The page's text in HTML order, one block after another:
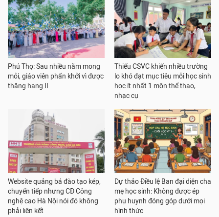
Phú Thọ: Sau nhiều năm mong
mỏi, giáo viên phấn khởi vì được
thăng hạng II
Thiếu CSVC khiến nhiều trường
lo khó đạt mục tiêu mỗi học sinh
học ít nhất 1 môn thể thao,
nhạc cụ
Website quảng bá đào tạo kép,
chuyển tiếp nhưng CĐ Công
nghệ cao Hà Nội nói đó không
phải liên kết
Dự thảo Điều lệ Ban đại diện cha
mẹ học sinh: Không được ép
phụ huynh đóng góp dưới mọi
hình thức